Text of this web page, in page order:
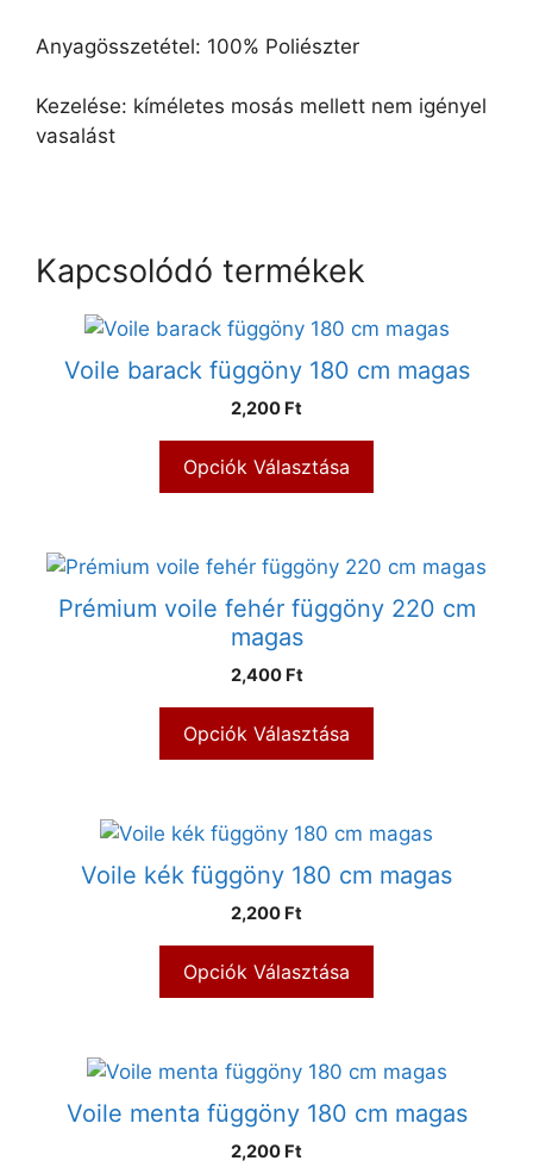
Anyagösszetétel: 100% Poliészter
Kezelése: kíméletes mosás mellett nem igényel
vasalást
Kapcsolódó termékek
Voile barack függöny 180 cm magas
2,200 Ft
Opciók Választása
Prémium voile fehér függöny 220 cm
magas
2,400 Ft
Opciók Választása
Voile kék függöny 180 cm magas
2,200 Ft
Opciók Választása
Voile menta függöny 180 cm magas
2,200 Ft